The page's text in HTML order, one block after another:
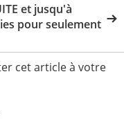
et jusqu'à
pour seulement
cet article à votre